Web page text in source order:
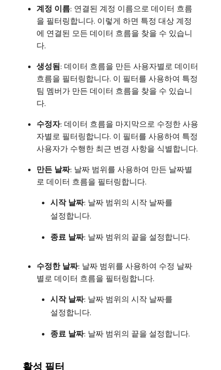
계정 이름: 연결된 계정 이름으로 데이터 흐름
을 필터링합니다. 이렇게 하면 특정 대상 계정
에 연결된 모든 데이터 흐름을 찾을 수 있습니
다.
생성됨: 데이터 흐름을 만든 사용자별로 데이터
흐름을 필터링합니다. 이 필터를 사용하여 특정
팀 멤버가 만든 데이터 흐름을 찾을 수 있습니
다.
수정자: 데이터 흐름을 마지막으로 수정한 사용
자별로 필터링합니다. 이 필터를 사용하여 특정
사용자가 수행한 최근 변경 사항을 식별합니다.
만든 날짜: 날짜 범위를 사용하여 만든 날짜별
로 데이터 흐름을 필터링합니다.
시작 날짜: 날짜 범위의 시작 날짜를
설정합니다.
종료 날짜: 날짜 범위의 끝을 설정합니다.
수정한 날짜: 날짜 범위를 사용하여 수정 날짜
별로 데이터 흐름을 필터링합니다.
시작 날짜: 날짜 범위의 시작 날짜를
설정합니다.
종료 날짜: 날짜 범위의 끝을 설정합니다.
활성 필터